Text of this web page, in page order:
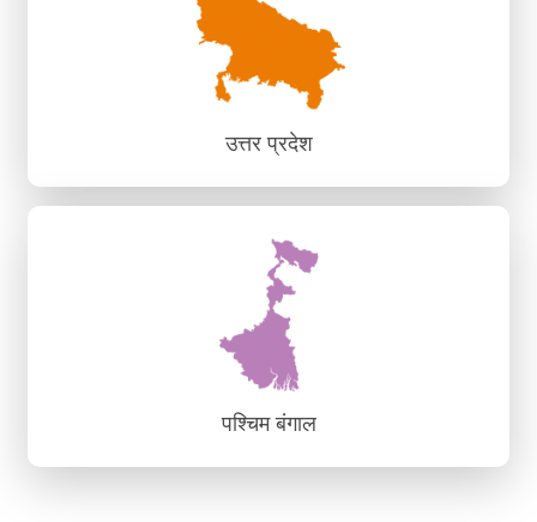
उत्तर प्रदेश
उत्तर प्रदेश
क्षेत्रीय क्षमता निर्माण एवं ज्ञान संस्थान, प्रयागराज
पश्चिम बंगाल